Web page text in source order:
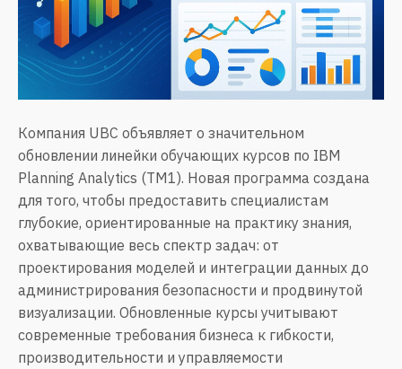
Компания UBC объявляет о значительном
обновлении линейки обучающих курсов по IBM
Planning Analytics (TM1). Новая программа создана
для того, чтобы предоставить специалистам
глубокие, ориентированные на практику знания,
охватывающие весь спектр задач: от
проектирования моделей и интеграции данных до
администрирования безопасности и продвинутой
визуализации. Обновленные курсы учитывают
современные требования бизнеса к гибкости,
производительности и управляемости